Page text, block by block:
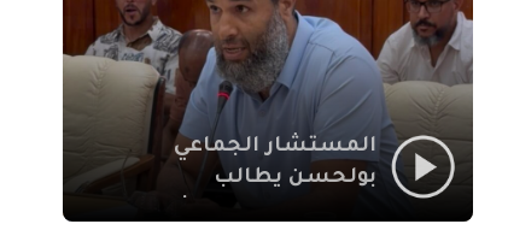
المحطة الطرقية إلى
العزوزية
المستشار الجماعي
بولحسن يطالب